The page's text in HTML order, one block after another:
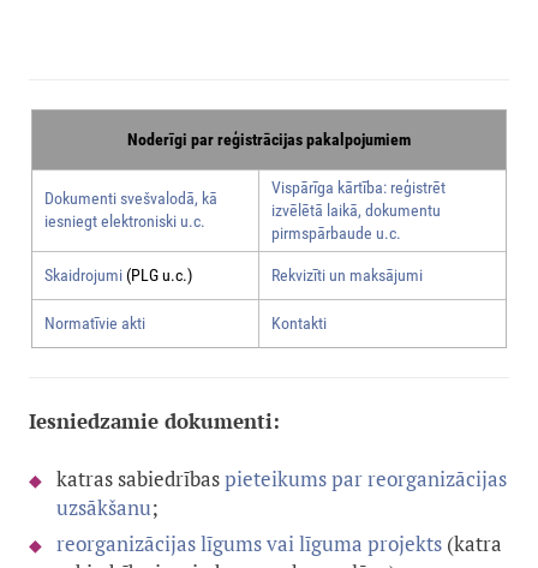
Noderīgi par reģistrācijas pakalpojumiem
Dokumenti svešvalodā, kā
iesniegt elektroniski u.c.
Vispārīga kārtība: reģistrēt
izvēlētā laikā, dokumentu
pirmspārbaude u.c.
Skaidrojumi(PLG u.c.) Rekvizīti un maksājumi
Normatīvie akti Kontakti
Iesniedzamie dokumenti:
katras sabiedrībaspieteikums par reorganizācijas
uzsākšanu;
reorganizācijas līgums vai līguma projekts (katra